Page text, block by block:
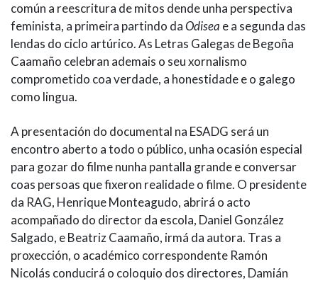
común a reescritura de mitos dende unha perspectiva
feminista, a primeira partindo daOdisea e a segunda das
lendas do ciclo artúrico. As Letras Galegas de Begoña
Caamaño celebran ademais o seu xornalismo
comprometido coa verdade, a honestidade e o galego
como lingua.
A presentación do documental na ESADG será un
encontro aberto a todo o público, unha ocasión especial
para gozar do filme nunha pantalla grande e conversar
coas persoas que fixeron realidade o filme. O presidente
da RAG, Henrique Monteagudo, abrirá o acto
acompañado do director da escola, Daniel González
Salgado, e Beatriz Caamaño, irmá da autora. Tras a
proxección, o académico correspondente Ramón
Nicolás conducirá o coloquio dos directores, Damián